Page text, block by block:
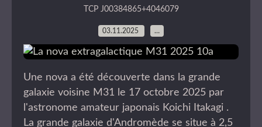
TCP J00384865+4046079
03.11.2025 …
Une nova a été découverte dans la grande
galaxie voisine M31 le 17 octobre 2025 par
l'astronome amateur japonais Koichi Itakagi .
La grande galaxie d'Andromède se situe à 2,5